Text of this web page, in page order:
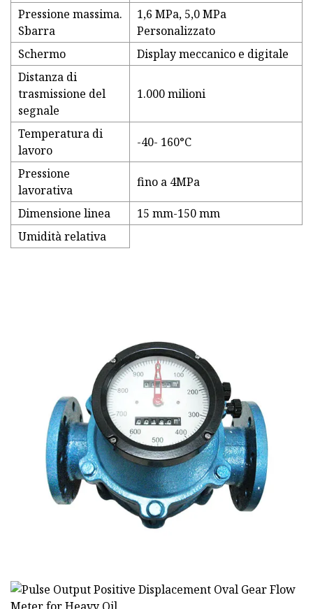
Pressione massima.
Sbarra
1,6 MPa, 5,0 MPa
Personalizzato
Schermo
Display meccanico e digitale
Distanza di
trasmissione del
segnale
1.000 milioni
Temperatura di
lavoro
-40- 160°C
Pressione
lavorativa
fino a 4MPa
Dimensione linea
15 mm-150 mm
Umidità relativa